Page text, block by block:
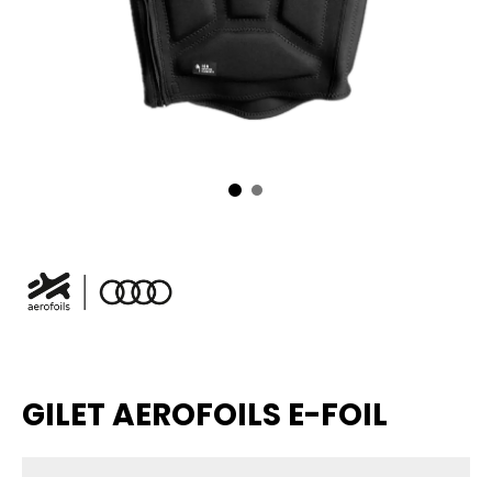
GILET AEROFOILS E-FOIL